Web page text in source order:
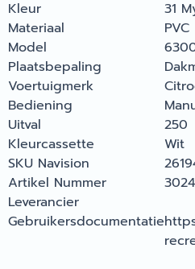
Kleur
31
Materiaal
PVC
Model
Plaatsbepaling
Voertuigmerk
Bediening
Uitval
250
Kleurcassette
Wit
SKU Navision
Artikel Nummer
Leverancier
Gebruikersdocumentatie